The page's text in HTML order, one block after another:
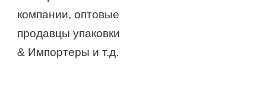
компании, оптовые
продавцы упаковки
& Импортеры и т.д.